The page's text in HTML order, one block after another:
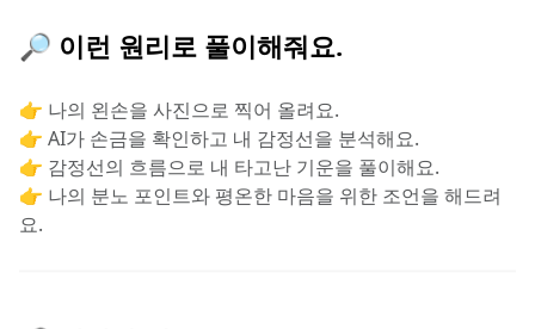
🔎 이런 원리로 풀이해줘요.
👉 나의 왼손을 사진으로 찍어 올려요.
👉 AI가 손금을 확인하고 내 감정선을 분석해요.
👉 감정선의 흐름으로 내 타고난 기운을 풀이해요.
👉 나의 분노 포인트와 평온한 마음을 위한 조언을 해드려
요.